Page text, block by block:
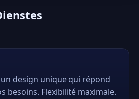
design unique qui répond
besoins. Flexibilité maximale.